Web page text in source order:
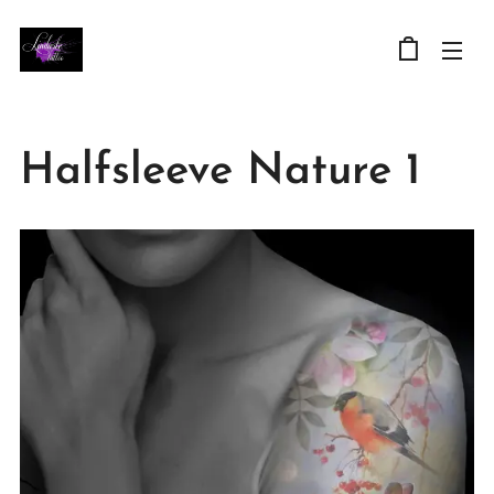
Halfsleeve Nature 1